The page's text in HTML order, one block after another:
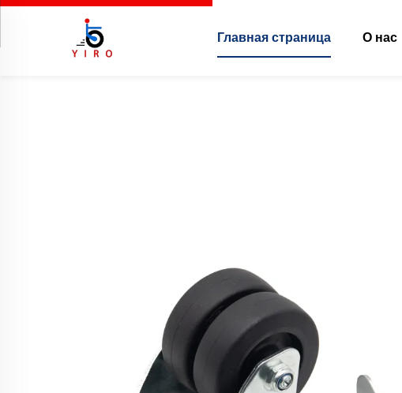
Главная страница О нас